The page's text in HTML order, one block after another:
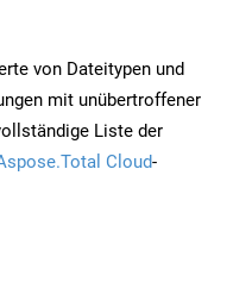
von Dateitypen und
mit unübertroffener
Liste der
Cloud-